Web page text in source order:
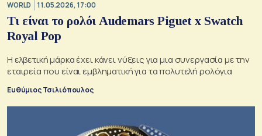
WORLD 11.05.2026, 17:00
Τι είναι το ρολόι Audemars Piguet x Swatch
Royal Pop
Η ελβετική μάρκα έχει κάνει νύξεις για μια συνεργασία με την
εταιρεία που είναι εμβληματική για τα πολυτελή ρολόγια
Ευθύμιος Τσιλιόπουλος